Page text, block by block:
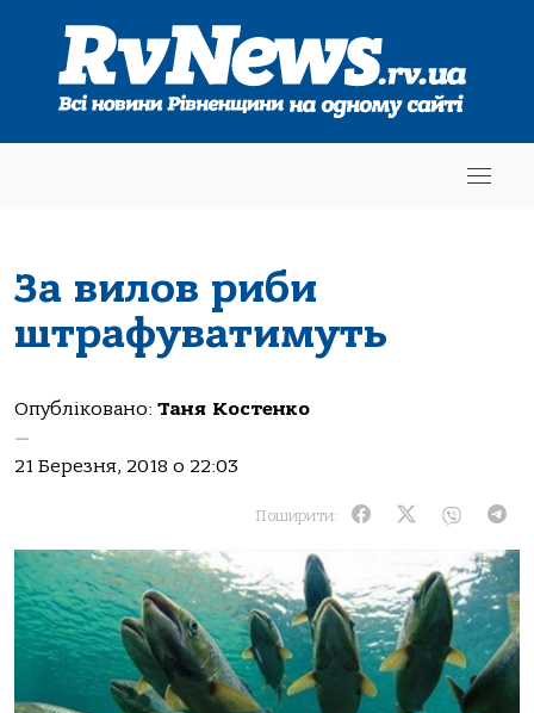
За вилов риби
штрафуватимуть
Опубліковано: Таня Костенко
—
21 Березня, 2018 о 22:03
Поширити: